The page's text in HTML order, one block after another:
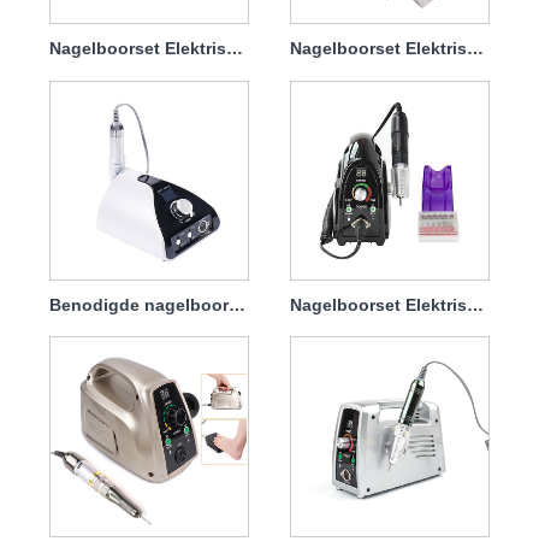
Nagelboorset Elektrisch om gellak te verwijderen 65w 35000rpm Nagelboorset Elektrisch Vijl Professioneel 65w 35000rpm
Benodigde nagelboorset Elektrisch 65w 35000rpm Nagelboorset Elektrisch om Dip te verwijderen 65w 35000rpm